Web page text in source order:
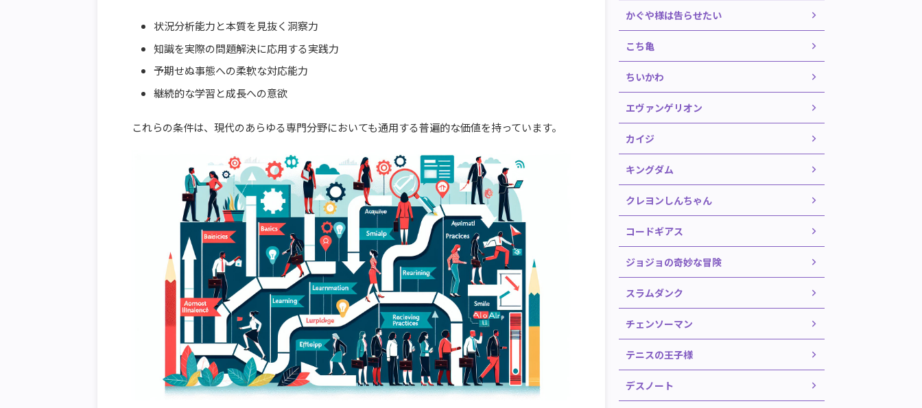
状況分析能力と本質を見抜く洞察力
知識を実際の問題解決に応用する実践力
予期せぬ事態への柔軟な対応能力
継続的な学習と成長への意欲
これらの条件は、現代のあらゆる専門分野においても通用する普遍的な価値を持っています。
かぐや様は告らせたい
こち亀
ちいかわ
エヴァンゲリオン
カイジ
キングダム
クレヨンしんちゃん
コードギアス
ジョジョの奇妙な冒険
スラムダンク
チェンソーマン
テニスの王子様
デスノート